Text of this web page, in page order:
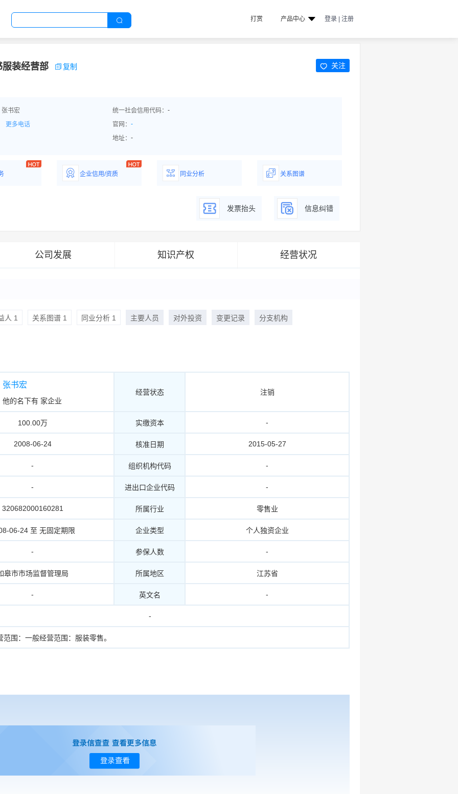
打赏 产品中心 登录 | 注册
装经营部 复制 关注
张书宏 统一社会信用代码： -
更多电话 官网： -
地址： -
企业信用/资质
同业分析
关系图谱
发票抬头 信息纠错
公司发展 知识产权 经营状况
人 1 关系图谱 1 同业分析 1 主要人员 对外投资 变更记录 分支机构
张书宏
他的名下有 家企业
经营状态 注销
100.00万 实缴资本 -
2008-06-24 核准日期 2015-05-27
- 组织机构代码 -
- 进出口企业代码 -
320682000160281 所属行业 零售业
06-24 至 无固定期限 企业类型 个人独资企业
- 参保人数 -
皋市市场监督管理局 所属地区 江苏省
- 英文名 -
-
范围：一般经营范围：服装零售。